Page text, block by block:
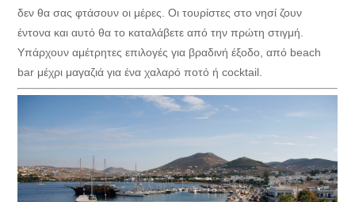
δεν θα σας φτάσουν οι μέρες. Οι τουρίστες στο νησί ζουν
έντονα και αυτό θα το καταλάβετε από την πρώτη στιγμή.
Υπάρχουν αμέτρητες επιλογές για βραδινή έξοδο, από beach
bar μέχρι μαγαζιά για ένα χαλαρό ποτό ή cocktail.